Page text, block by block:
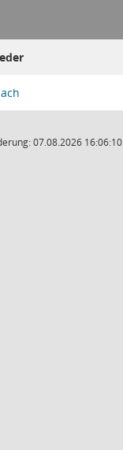
07.08.2026 16:06:10